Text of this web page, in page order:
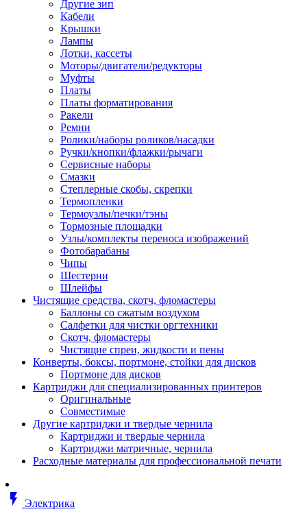
Ящик для хранения инструмента и
Анкер болтовой
Болт анкерный
Болт с т-образной головкой
Болт с шестигранной головкой
Винт с кольцом
Гайка длинная
Гайка скользящая
Гайка стопорная
Лента монтажная
Основание монтажное для
стяжек и элементов
Растворитель
Саморез
Саморез по дереву
Скоба такелажная, шакл
Стержень резьбовой
Хомут резьбовой u-образной
(стремянка)
Шайба
Шпилька резьбовая
Другие зип
Кабели
Крышки
Лампы
Лотки, кассеты
Моторы/двигатели/редукторы
Муфты
Платы
Платы форматирования
Ракели
Ремни
Ролики/наборы роликов/насадки
Ручки/кнопки/флажки/рычаги
Сервисные наборы
Смазки
Степлерные скобы, скрепки
Термопленки
Термоузлы/печки/тэны
Тормозные площадки
Узлы/комплекты переноса изображений
Фотобарабаны
Чипы
Шестерни
Шлейфы
Чистящие средства, скотч, фломастеры
Баллоны со сжатым воздухом
Салфетки для чистки оргтехники
Скотч, фломастеры
Чистящие спреи, жидкости и пены
Конверты, боксы, портмоне, стойки для дисков
Портмоне для дисков
Картриджи для специализированных принтеров
Оригинальные
Совместимые
Другие картриджи и твердые чернила
Картриджи и твердые чернила
Картриджи матричные, чернила
Расходные материалы для профессиональной печати
flash_on
Электрика